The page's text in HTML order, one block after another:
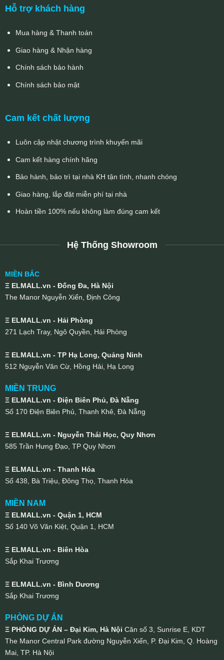
Hỗ trợ khách hàng
Mua hàng & Thanh toán
Giao hàng & Nhận hàng
Chính sách bảo hành
Chính sách bảo mật
Cam kết chất lượng
Luôn cập nhật chương trình khuyến mãi
Cam kết hàng chính hãng
Bảo hành, bảo trì tại nhà KH tận tình, nhanh chóng
Giao hàng, lắp đặt miễn phí tại nhà
Hoàn tiền 100% nếu không làm đúng cam kết
Hệ Thống Showroom
MIỀN BẮC
Ξ ELMALL.vn - Đống Đa, Hà Nội
The Manor Nguyễn Xiển, Định Công
Ξ ELMALL.vn - Hải Phòng
271 Lạch Tray, Ngô Quyền, Hải Phòng
Ξ ELMALL.vn - TP Hạ Long, Quảng Ninh
512 Nguyễn Văn Cừ, Hồng Hải, Hạ Long
MIỀN TRUNG
Ξ ELMALL.vn - Điện Biên Phủ, Đà Nẵng
Số 170 Điện Biên Phủ, Thanh Khê, Đà Nẵng
Ξ ELMALL.vn - Nguyễn Thái Học, Quy Nhơn
585 Trần Hưng Đạo, TP Quy Nhơn
Ξ ELMALL.vn - Thanh Hóa
Số 438, Bà Triệu, Đông Thọ, Thanh Hóa
MIỀN NAM
Ξ ELMALL.vn - Quận 1, HCM
Số 140 Võ Văn Kiệt, Quận 1, HCM
Ξ ELMALL.vn - Biên Hòa
Sắp Khai Trương
Ξ ELMALL.vn - Bình Dương
Sắp Khai Trương
PHÒNG DỰ ÁN
Ξ PHÒNG DỰ ÁN – Đại Kim, Hà Nội Căn số 3, Sunrise E, KDT
The Manor Central Park đường Nguyễn Xiển, P. Đại Kim, Q. Hoàng
Mai, TP. Hà Nội